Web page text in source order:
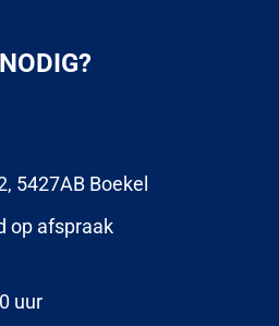
5427AB Boekel
op afspraak
uur